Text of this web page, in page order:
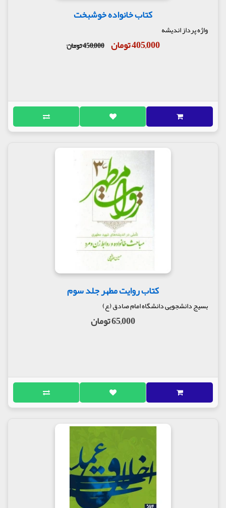
کتاب خانواده خوشبخت
واژه پرداز اندیشه
405,000 تومان 450,000 تومان
کتاب روایت مطهر جلد سوم
بسیج دانشجویی دانشگاه امام صادق (ع)
65,000 تومان